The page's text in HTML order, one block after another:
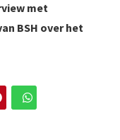
met
BSH over het